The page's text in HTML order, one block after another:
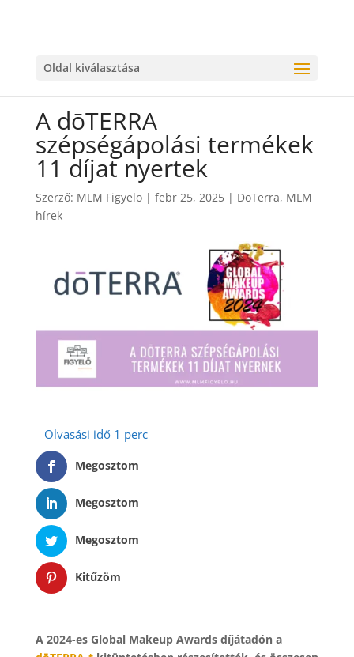
Oldal kiválasztása
A dōTERRA
szépségápolási termékek
11 díjat nyertek
Szerző: MLM Figyelo| febr 25, 2025| DoTerra, MLM
hírek
Megosztom
Megosztom
Megosztom
Kitűzöm
A 2024-es Global Makeup Awards díjátadón a